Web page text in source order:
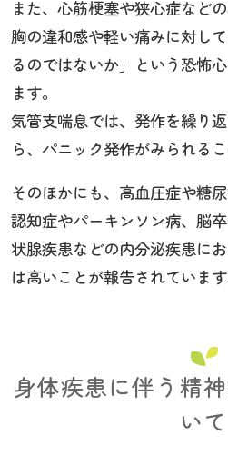
また、心筋梗塞や狭心症など
胸の違和感や軽い痛みに対し
るのではないか」という恐怖
ます。
気管支喘息では、発作を繰り
ら、パニック発作がみられるこ
そのほかにも、高血圧症や糖
認知症やパーキンソン病、脳
状腺疾患などの内分泌疾患に
は高いことが報告されています
身体疾患に伴う精
いて